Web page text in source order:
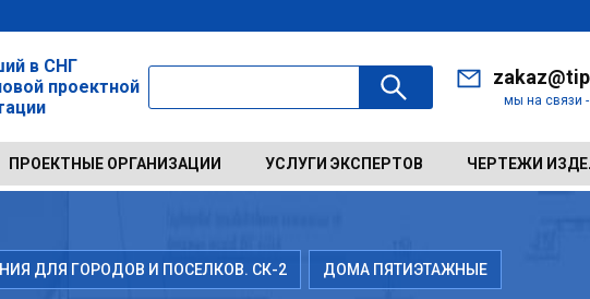
в СНГ
проектной
мы на связи
ПРОЕКТНЫЕ ОРГАНИЗАЦИИ УСЛУГИ ЭКСПЕРТОВ ЧЕРТЕЖИ
ДЛЯ ГОРОДОВ И ПОСЕЛКОВ. СК-2 ДОМА ПЯТИЭТАЖНЫЕ